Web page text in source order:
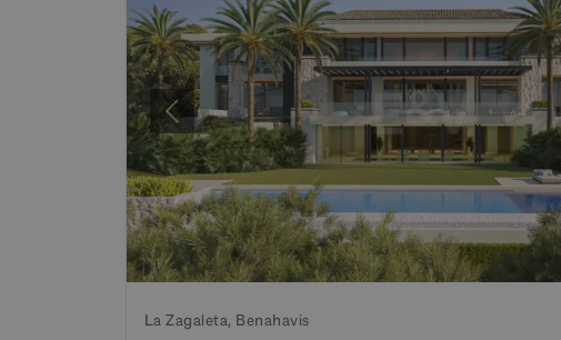
Anterior
La Zagaleta, Benahavis